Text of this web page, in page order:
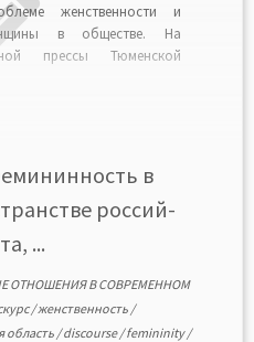
женственности и
в обществе. На
прессы Тюменской
механизмы
образцов и поведения
в
россий-
...
ОТНОШЕНИЯ В СОВРЕМЕННОМ
/женственность /
область /discourse/femininity/